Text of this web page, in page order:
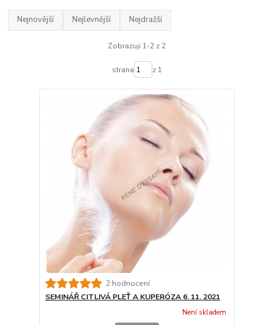
Nejnovější Nejlevnější Nejdražší
Zobrazuji 1-2 z 2
strana z 1
2 hodnocení
SEMINÁŘ CITLIVÁ PLEŤ A KUPERÓZA 6. 11. 2021
Není skladem